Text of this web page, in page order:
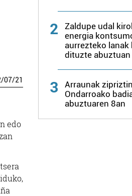
/07/21
edo
2
Zaldupe udal
energia
aurrezteko
dituzte abuztuan
3
Arraunak
Ondarroako
abuztuaren 8an